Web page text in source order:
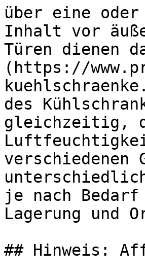
über eine oder
Inhalt vor
Türen dienen
(https://
des
gleichzeitig,
verschiedenen
je nach
Lagerung und
## Hinweis: